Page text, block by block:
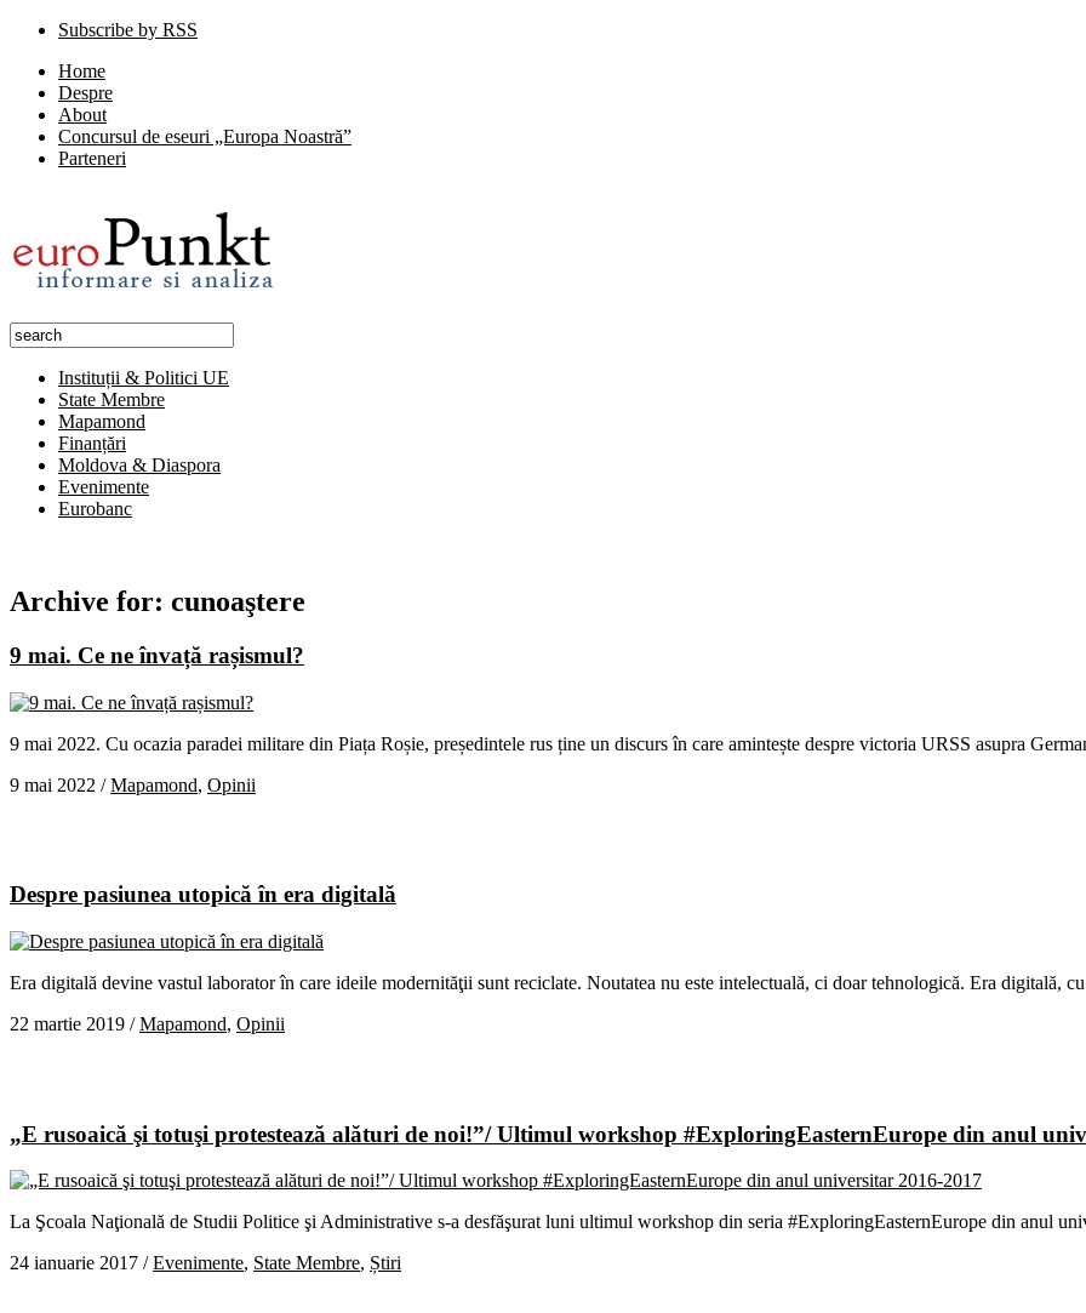
Subscribe by RSS
Home
Despre
About
Concursul de eseuri „Europa Noastră”
Parteneri
Instituții & Politici UE
State Membre
Mapamond
Finanțări
Moldova & Diaspora
Evenimente
Eurobanc
Archive for: cunoaştere
9 mai. Ce ne învață rașismul?
9 mai 2022. Cu ocazia paradei militare din Piața Roșie, președintele rus ține un discurs în care amintește despre victoria URSS asupra
9 mai 2022 /Mapamond, Opinii
Despre pasiunea utopică în era digitală
Era digitală devine vastul laborator în care ideile modernităţii sunt reciclate. Noutatea nu este intelectuală, ci doar tehnologică. Era digitală,
22 martie 2019 /Mapamond, Opinii
„E rusoaică şi totuşi protestează alături de noi!”/ Ultimul workshop #ExploringEasternEurope din anul
La Şcoala Naţională de Studii Politice şi Administrative s-a desfăşurat luni ultimul workshop din seria #ExploringEasternEurope din anul
24 ianuarie 2017 /Evenimente, State Membre, Știri